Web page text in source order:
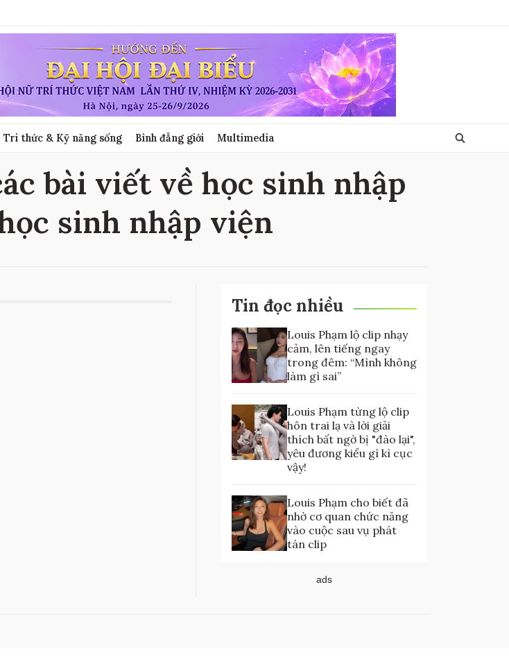
Tri thức & Kỹ năng sống Bình đẳng giới Multimedia
bài viết về học sinh nhập
sinh nhập viện
Tin đọc nhiều
Louis Phạm lộ clip nhạy
cảm, lên tiếng ngay
trong đêm: “Mình không
làm gì sai”
Louis Phạm từng lộ clip
hôn trai lạ và lời giải
thích bất ngờ bị "đào lại",
yêu đương kiểu gì kì cục
vậy!
Louis Phạm cho biết đã
nhờ cơ quan chức năng
vào cuộc sau vụ phát
tán clip
ads